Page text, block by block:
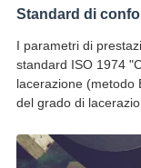
Standard di
I parametri di
standard ISO 1974
lacerazione (metodo
del grado di